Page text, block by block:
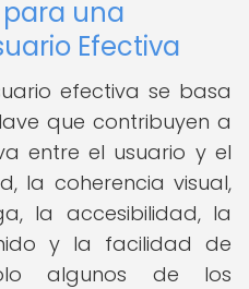
una
Efectiva
efectiva se basa
que contribuyen a
entre el usuario y el
la coherencia visual,
la accesibilidad, la
y la facilidad de
algunos de los